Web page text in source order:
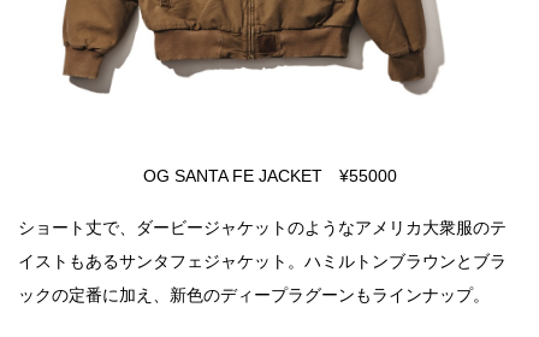
OG SANTA FE JACKET ¥55000
ショート丈で、ダービージャケットのようなアメリカ大衆服のテ
イストもあるサンタフェジャケット。ハミルトンブラウンとブラ
ックの定番に加え、新色のディープラグーンもラインナップ。